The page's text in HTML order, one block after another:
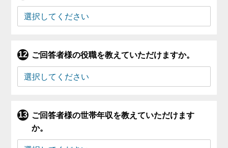
ご回答者様の役職を教えていただけますか。
ご回答者様の世帯年収を教えていただけます
か。